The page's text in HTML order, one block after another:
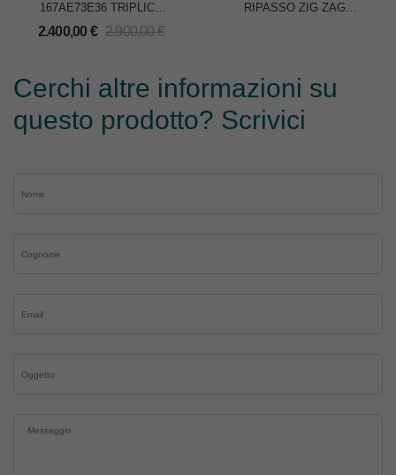
167AE73E36 TRIPLICE
TRASPORTO 1 AGO
2.400,00 € 2.900,00€
RIPASSO ZIG ZAG
Cerchi altre informazioni su
questo prodotto? Scrivici